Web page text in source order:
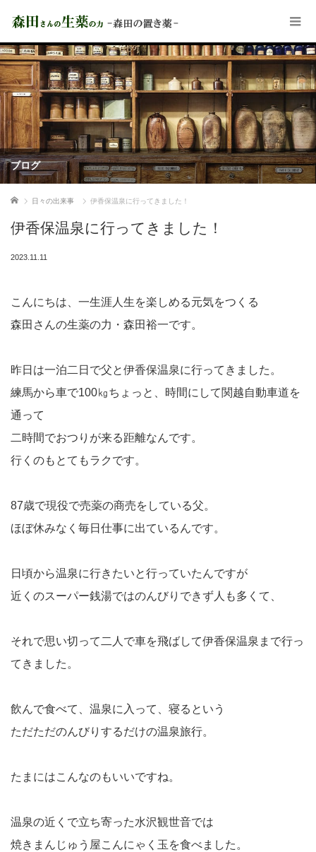
ブログ
ホーム 日々の出来事 伊香保温泉に行ってきました！
伊香保温泉に行ってきました！
2023.11.11
こんにちは、一生涯人生を楽しめる元気をつくる
森田さんの生薬の力・森田裕一です。
昨日は一泊二日で父と伊香保温泉に行ってきました。
練馬から車で100㎏ちょっと、時間にして関越自動車道を
通って
二時間でおつりが来る距離なんです。
行くのもとてもラクです。
87歳で現役で売薬の商売をしている父。
ほぼ休みなく毎日仕事に出ているんです。
日頃から温泉に行きたいと行っていたんですが
近くのスーパー銭湯ではのんびりできず人も多くて、
それで思い切って二人で車を飛ばして伊香保温泉まで行っ
てきました。
飲んで食べて、温泉に入って、寝るという
ただただのんびりするだけの温泉旅行。
たまにはこんなのもいいですね。
温泉の近くで立ち寄った水沢観世音では
焼きまんじゅう屋こんにゃく玉を食べました。